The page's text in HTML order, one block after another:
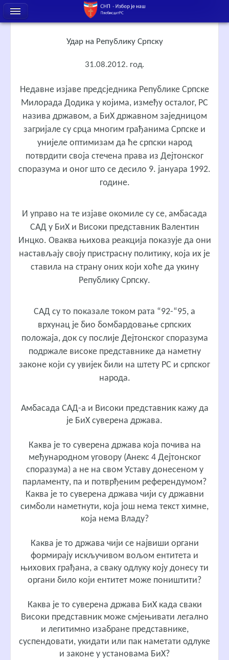
Удар на Републику Српску
31.08.2012. год.
Недавне изјаве предсједника Републике Српске
Милорада Додика у којима, између осталог, РС
назива државом, а БиХ државном заједницом
загријале су срца многим грађанима Српске и
унијеле оптимизам да ће српски народ
потврдити своја стечена права из Дејтонског
споразума и оног што се десило 9. јануара 1992.
године.
И управо на те изјаве окомиле су се, амбасада
САД у БиХ и Високи представник Валентин
Инцко. Оваква њихова реакција показује да они
настављају своју пристрасну политику, која их је
ставила на страну оних који хоће да укину
Републику Српску.
САД су то показале током рата “92-“95, а
врхунац је био бомбардовање српских
положаја, док су послије Дејтонског споразума
подржале високе представнике да наметну
законе који су увијек били на штету РС и српског
народа.
Амбасада САД-а и Високи представник кажу да
је БиХ суверена држава.
Каква је то суверена држава која почива на
међународном уговору (Анекс 4 Дејтонског
споразума) а не на свом Уставу донесеном у
парламенту, па и потврђеним референдумом?
Каква је то суверена држава чији су државни
симболи наметнути, која још нема текст химне,
која нема Владу?
Каква је то држава чији се највиши органи
формирају искључивом вољом ентитета и
њихових грађана, а сваку одлуку коју донесу ти
органи било који ентитет може поништити?
Каква је то суверена држава БиХ када сваки
Високи представник може смјењивати легално
и легитимно изабране представнике,
суспендовати, укидати или пак наметати одлуке
и законе у установама БиХ?